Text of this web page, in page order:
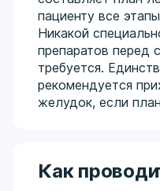
пациенту все
Никакой
препаратов перед
требуется.
рекомендуется
желудок, если
Как